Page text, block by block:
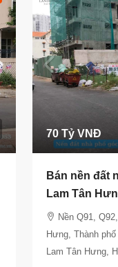
70 Tỷ VNĐ
Bán nền đất
Lam Tân
Nền Q91,
Hưng, Thành
Lam Tân Hưng,